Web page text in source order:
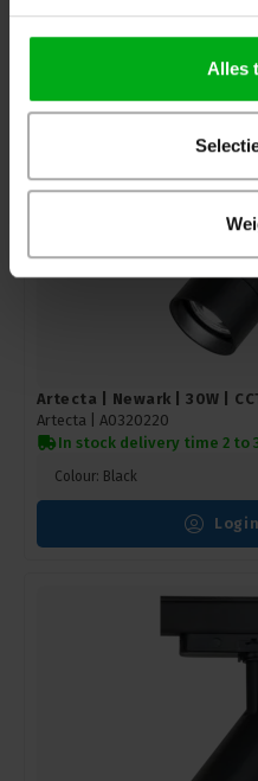
Alles
Artecta | Newark | 30W |
Artecta | A0320220
In stock delivery time 2 to
Colour: Black